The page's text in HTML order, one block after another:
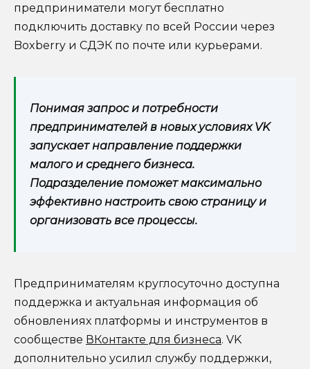
предприниматели могут бесплатно
подключить доставку по всей России через
Boxberry и СДЭК по почте или курьерами.
Понимая запрос и потребности
предпринимателей в новых условиях VK
запускает направление поддержки
малого и среднего бизнеса.
Подразделение поможет максимально
эффективно настроить свою страницу и
организовать все процессы.
Предпринимателям круглосуточно доступна
поддержка и актуальная информация об
обновлениях платформы и инструментов в
сообществе ВКонтакте для бизнеса. VK
дополнительно усилил службу поддержки,